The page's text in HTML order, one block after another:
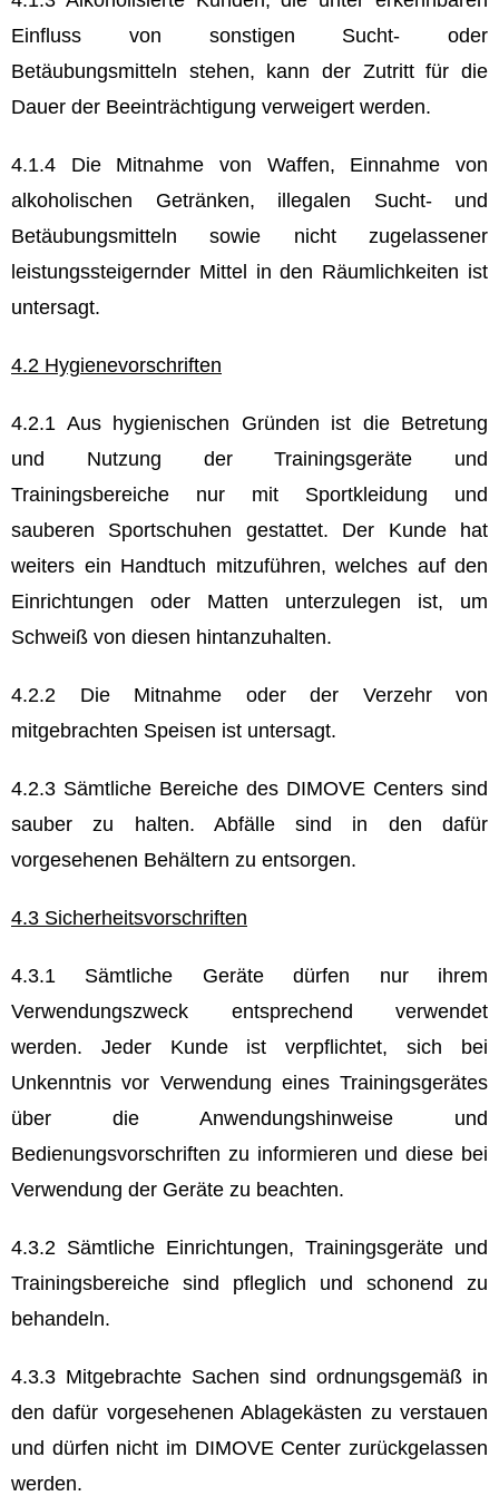
Einfluss von sonstigen Sucht- oder
Betäubungsmitteln stehen, kann der Zutritt für die
Dauer der Beeinträchtigung verweigert werden.
4.1.4 Die Mitnahme von Waffen, Einnahme von
alkoholischen Getränken, illegalen Sucht- und
Betäubungsmitteln sowie nicht zugelassener
leistungssteigernder Mittel in den Räumlichkeiten ist
untersagt.
4.2 Hygienevorschriften
4.2.1 Aus hygienischen Gründen ist die Betretung
und Nutzung der Trainingsgeräte und
Trainingsbereiche nur mit Sportkleidung und
sauberen Sportschuhen gestattet. Der Kunde hat
weiters ein Handtuch mitzuführen, welches auf den
Einrichtungen oder Matten unterzulegen ist, um
Schweiß von diesen hintanzuhalten.
4.2.2 Die Mitnahme oder der Verzehr von
mitgebrachten Speisen ist untersagt.
4.2.3 Sämtliche Bereiche des DIMOVE Centers sind
sauber zu halten. Abfälle sind in den dafür
vorgesehenen Behältern zu entsorgen.
4.3 Sicherheitsvorschriften
4.3.1 Sämtliche Geräte dürfen nur ihrem
Verwendungszweck entsprechend verwendet
werden. Jeder Kunde ist verpflichtet, sich bei
Unkenntnis vor Verwendung eines Trainingsgerätes
über die Anwendungshinweise und
Bedienungsvorschriften zu informieren und diese bei
Verwendung der Geräte zu beachten.
4.3.2 Sämtliche Einrichtungen, Trainingsgeräte und
Trainingsbereiche sind pfleglich und schonend zu
behandeln.
4.3.3 Mitgebrachte Sachen sind ordnungsgemäß in
den dafür vorgesehenen Ablagekästen zu verstauen
und dürfen nicht im DIMOVE Center zurückgelassen
werden.